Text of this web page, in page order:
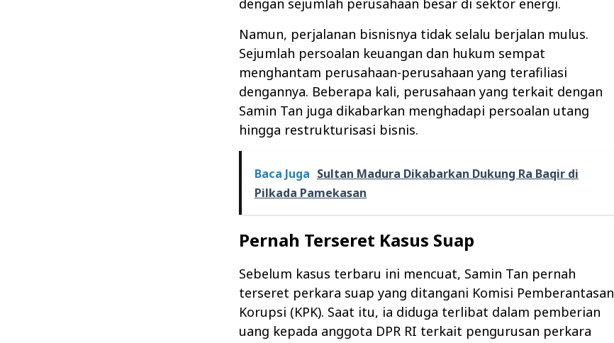
Namun, perjalanan bisnisnya tidak selalu berjalan mulus.
Sejumlah persoalan keuangan dan hukum sempat
menghantam perusahaan-perusahaan yang terafiliasi
dengannya. Beberapa kali, perusahaan yang terkait dengan
Samin Tan juga dikabarkan menghadapi persoalan utang
hingga restrukturisasi bisnis.
Baca Juga Sultan Madura Dikabarkan Dukung Ra Baqir di
Pilkada Pamekasan
Pernah Terseret Kasus Suap
Sebelum kasus terbaru ini mencuat, Samin Tan pernah
terseret perkara suap yang ditangani Komisi Pemberantasan
Korupsi (KPK). Saat itu, ia diduga terlibat dalam pemberian
uang kepada anggota DPR RI terkait pengurusan perkara